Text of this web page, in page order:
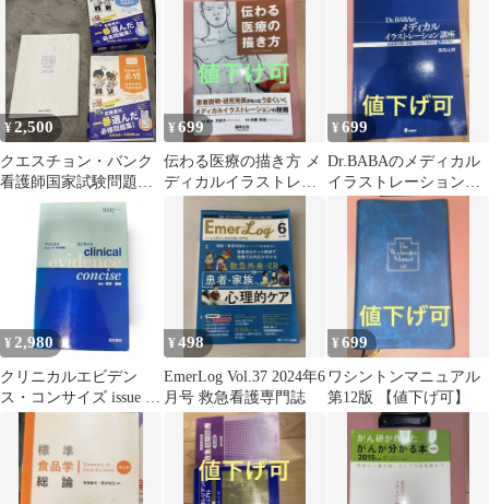
¥2,500
クエスチョン・バンク
看護師国家試験問題解
説 2026 必修 QB
¥699
伝わる医療の描き方 メ
ディカルイラストレー
¥699
Dr.BABAのメディカル
イラストレーション講
座（DVDなし） 【値下
げ可】
¥ 2,980
クリニカルエビデン
ス・コンサイズ issue 16
日本語版 医学書
¥498
EmerLog Vol.37 2024年6
月号 救急看護専門誌
¥699
ワシントンマニュアル
第12版 【値下げ可】